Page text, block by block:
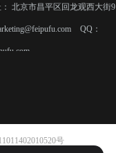
北京市昌平区回龙观西大街9
QQ：
号